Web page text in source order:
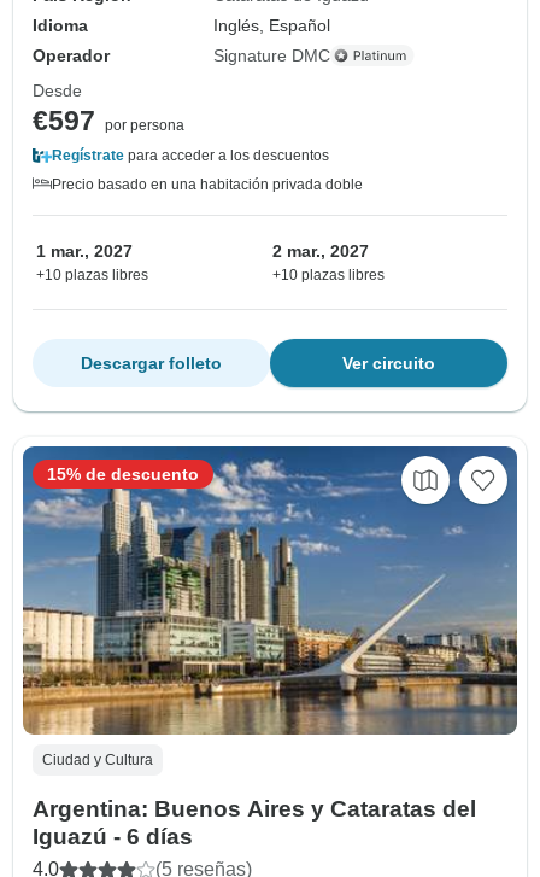
Idioma
Inglés, Español
Operador
Signature DMC
Desde
€597
por persona
Regístrate para acceder a los descuentos
Precio basado en una habitación privada doble
1 mar., 2027
+10 plazas libres
2 mar., 2027
+10 plazas libres
Ver circuito
Descargar folleto
Ciudad y Cultura
Argentina: Buenos Aires y Cataratas del
Iguazú - 6 días
4.0 (5 reseñas)
15% de descuento